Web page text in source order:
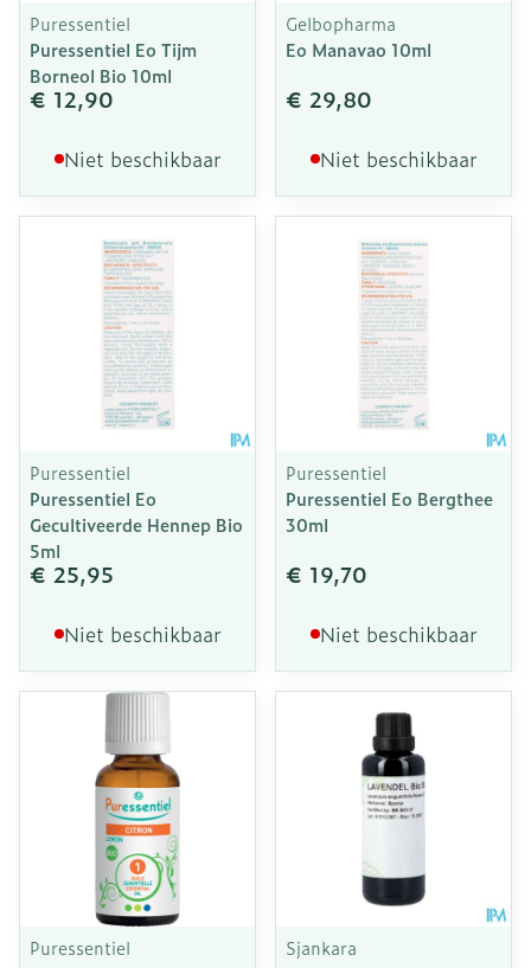
Puressentiel
Puressentiel Eo Tijm
Borneol Bio 10ml
€ 12,90
Niet beschikbaar
Gelbopharma
Eo Manavao 10ml
€ 29,80
Niet beschikbaar
Puressentiel
Puressentiel Eo
Gecultiveerde Hennep Bio
5ml
€ 25,95
Niet beschikbaar
Puressentiel
Puressentiel Eo Bergthee
30ml
€ 19,70
Niet beschikbaar
Puressentiel
Sjankara